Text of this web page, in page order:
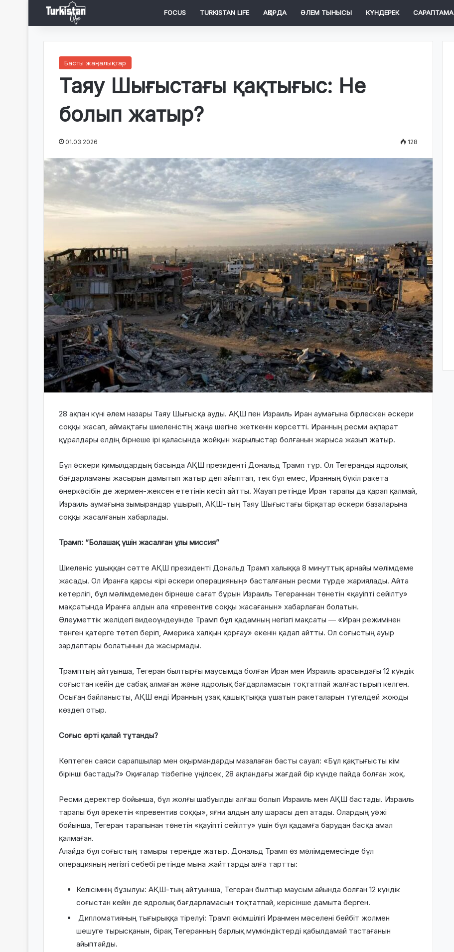
FOCUS TURKISTAN LIFE АҚОРДА ӘЛЕМ ТЫНЫСЫ КҮНДЕРЕК САРАПТАМА
Басты жаңалықтар
Таяу Шығыстағы қақтығыс: Не
болып жатыр?
01.03.2026 128
28 ақпан күні әлем назары Таяу Шығысқа ауды. АҚШ пен Израиль Иран аумағына бірлескен әскери
соққы жасап, аймақтағы шиеленістің жаңа шегіне жеткенін көрсетті. Иранның ресми ақпарат
құралдары елдің бірнеше ірі қаласында жойқын жарылыстар болғанын жарыса жазып жатыр.
Бұл әскери қимылдардың басында АҚШ президенті Дональд Трамп тұр. Ол Тегеранды ядролық
бағдарламаны жасырын дамытып жатыр деп айыптап, тек бұл емес, Иранның бүкіл ракета
өнеркәсібін де жермен-жексен ететінін кесіп айтты. Жауап ретінде Иран тарапы да қарап қалмай,
Израиль аумағына зымырандар ұшырып, АҚШ-тың Таяу Шығыстағы бірқатар әскери базаларына
соққы жасалғанын хабарлады.
Трамп: “Болашақ үшін жасалған ұлы миссия”
Шиеленіс ушыққан сәтте АҚШ президенті Дональд Трамп халыққа 8 минуттық арнайы мәлімдеме
жасады. Ол Иранға қарсы «ірі әскери операцияның» басталғанын ресми түрде жариялады. Айта
кетерлігі, бұл мәлімдемеден бірнеше сағат бұрын Израиль Тегераннан төнетін «қауіпті сейілту»
мақсатында Иранға алдын ала «превентив соққы жасағанын» хабарлаған болатын.
Әлеуметтік желідегі видеоүндеуінде Трамп бұл қадамның негізгі мақсаты — «Иран режимінен
төнген қатерге төтеп беріп, Америка халқын қорғау» екенін қадап айтты. Ол соғыстың ауыр
зардаптары болатынын да жасырмады.
Трамптың айтуынша, Тегеран былтырғы маусымда болған Иран мен Израиль арасындағы 12 күндік
соғыстан кейін де сабақ алмаған және ядролық бағдарламасын тоқтатпай жалғастырып келген.
Осыған байланысты, АҚШ енді Иранның ұзақ қашықтыққа ұшатын ракеталарын түгелдей жоюды
көздеп отыр.
Соғыс өрті қалай тұтанды?
Көптеген саяси сарапшылар мен оқырмандарды мазалаған басты сауал: «Бұл қақтығысты кім
бірінші бастады?» Оқиғалар тізбегіне үңілсек, 28 ақпандағы жағдай бір күнде пайда болған жоқ.
Ресми деректер бойынша, бұл жолғы шабуылды алғаш болып Израиль мен АҚШ бастады. Израиль
тарапы бұл әрекетін «превентив соққы», яғни алдын алу шарасы деп атады. Олардың уәжі
бойынша, Тегеран тарапынан төнетін «қауіпті сейілту» үшін бұл қадамға барудан басқа амал
қалмаған.
Алайда бұл соғыстың тамыры тереңде жатыр. Дональд Трамп өз мәлімдемесінде бұл
операцияның негізгі себебі ретінде мына жайттарды алға тартты:
Келісімнің бұзылуы: АҚШ-тың айтуынша, Тегеран былтыр маусым айында болған 12 күндік
соғыстан кейін де ядролық бағдарламасын тоқтатпай, керісінше дамыта берген.
Дипломатияның тығырыққа тірелуі: Трамп әкімшілігі Иранмен мәселені бейбіт жолмен
шешуге тырысқанын, бірақ Тегеранның барлық мүмкіндіктерді қабылдамай тастағанын
айыптайды.